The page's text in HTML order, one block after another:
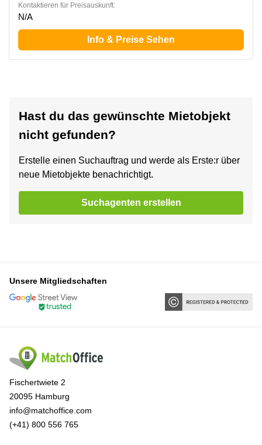
Kontaktieren für Preisauskunft:
N/A
Info & Preise Sehen
Hast du das gewünschte Mietobjekt
nicht gefunden?
Erstelle einen Suchauftrag und werde als Erste:r über
neue Mietobjekte benachrichtigt.
Suchagenten erstellen
Unsere Mitgliedschaften
Fischertwiete 2
20095 Hamburg
info@matchoffice.com
(+41) 800 556 765